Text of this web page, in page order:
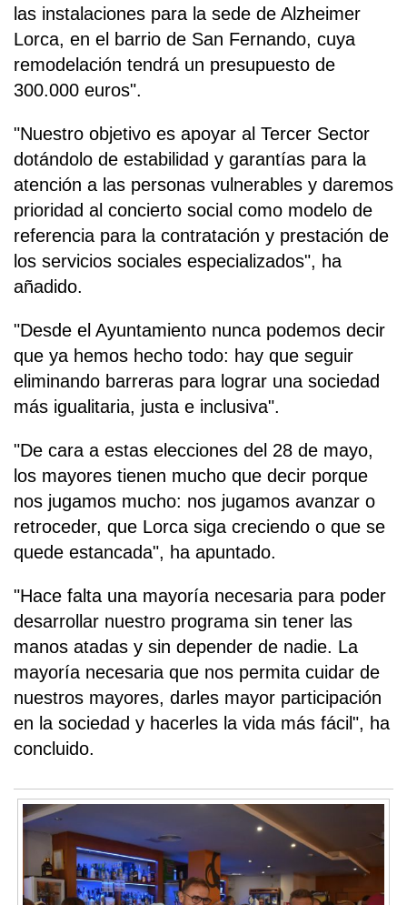
las instalaciones para la sede de Alzheimer
Lorca, en el barrio de San Fernando, cuya
remodelación tendrá un presupuesto de
300.000 euros".
"Nuestro objetivo es apoyar al Tercer Sector
dotándolo de estabilidad y garantías para la
atención a las personas vulnerables y daremos
prioridad al concierto social como modelo de
referencia para la contratación y prestación de
los servicios sociales especializados", ha
añadido.
"Desde el Ayuntamiento nunca podemos decir
que ya hemos hecho todo: hay que seguir
eliminando barreras para lograr una sociedad
más igualitaria, justa e inclusiva".
"De cara a estas elecciones del 28 de mayo,
los mayores tienen mucho que decir porque
nos jugamos mucho: nos jugamos avanzar o
retroceder, que Lorca siga creciendo o que se
quede estancada", ha apuntado.
"Hace falta una mayoría necesaria para poder
desarrollar nuestro programa sin tener las
manos atadas y sin depender de nadie. La
mayoría necesaria que nos permita cuidar de
nuestros mayores, darles mayor participación
en la sociedad y hacerles la vida más fácil", ha
concluido.